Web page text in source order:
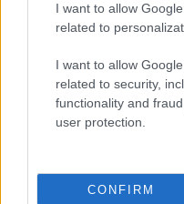
I want to allow
related to
I want to allow
related to security,
functionality and
user protection.
CONFIRM